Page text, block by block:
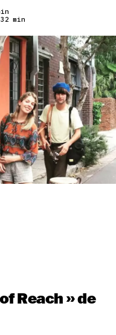
min
Reach » de